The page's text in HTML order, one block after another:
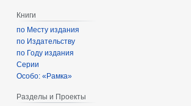
Книги
по Месту издания
по Издательству
по Году издания
Серии
Особо: «Рамка»
Разделы и Проекты